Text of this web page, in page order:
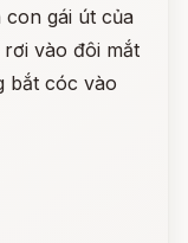
con gái út của
vào đôi mắt
bắt cóc vào